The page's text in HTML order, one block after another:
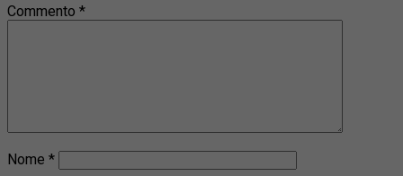
Commento *
Nome *